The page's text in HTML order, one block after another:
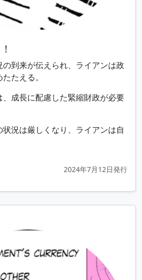
到来が伝えられ、ライアンは政
たえる。
成長に配慮した緊縮財政が必要
状況は厳しくなり、ライアンは自
2024年7月12日発行